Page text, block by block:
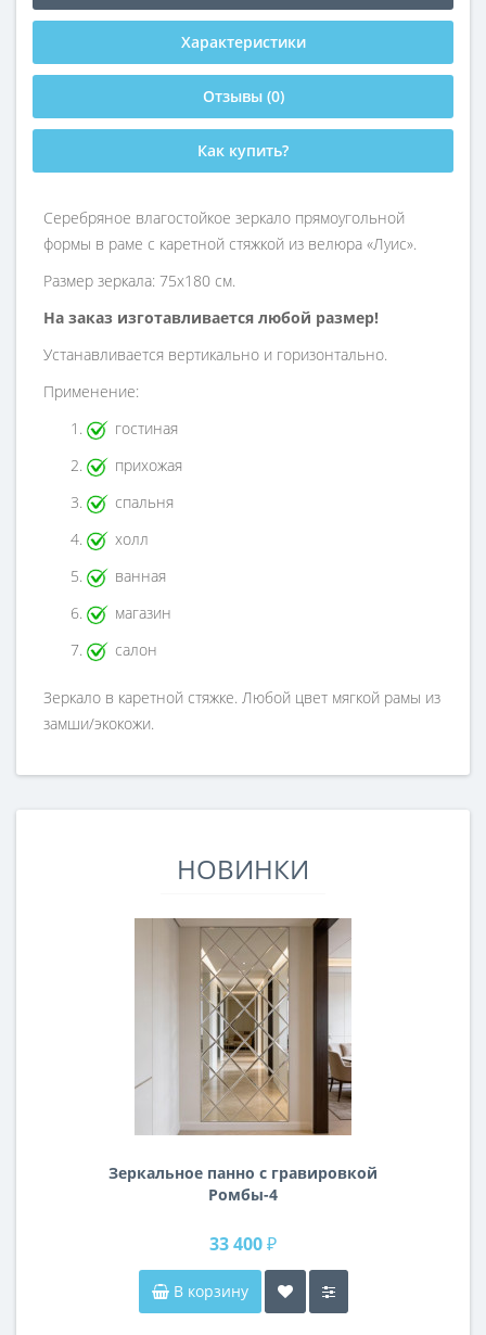
Характеристики
Отзывы (0)
Как купить?
Серебряное влагостойкое зеркало прямоугольной
формы в раме с каретной стяжкой из велюра «Луис».
Размер зеркала: 75х180 см.
На заказ изготавливается любой размер!
Устанавливается вертикально и горизонтально.
Применение:
гостиная
прихожая
спальня
холл
ванная
магазин
салон
Зеркало в каретной стяжке. Любой цвет мягкой рамы из
замши/экокожи.
НОВИНКИ
Зеркальное панно с гравировкой
Ромбы-4
33 400 ₽
В корзину